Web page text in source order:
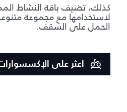
كذلك، تضيف باقة النشاط
لاستخدامها مع مجموعة
الحمل على السقف.
اعثر على